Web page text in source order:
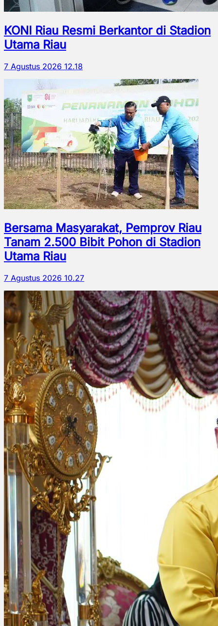
KONI Riau Resmi Berkantor di Stadion
Utama Riau
7 Agustus 2026 12.18
Bersama Masyarakat, Pemprov Riau
Tanam 2.500 Bibit Pohon di Stadion
Utama Riau
7 Agustus 2026 10.27